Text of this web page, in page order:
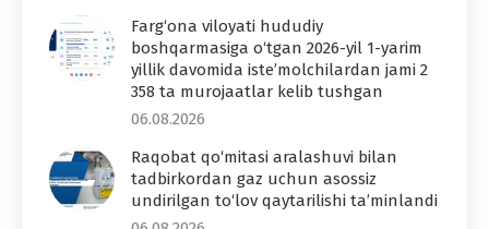
Farg‘ona viloyati hududiy
boshqarmasiga o‘tgan 2026-yil 1-yarim
yillik davomida iste’molchilardan jami 2
358 ta murojaatlar kelib tushgan
06.08.2026
Raqobat qo‘mitasi aralashuvi bilan
tadbirkordan gaz uchun asossiz
undirilgan to‘lov qaytarilishi ta’minlandi